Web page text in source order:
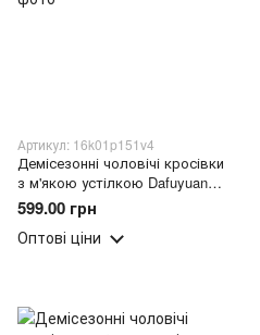
Артикул: 16k01p151v4
Демісезонні чоловічі кросівки
з м'якою устілкою Dafuyuan
HK20-3 (1 пара) 43 розмір
(BOT)
599.00 грн
Оптові ціни